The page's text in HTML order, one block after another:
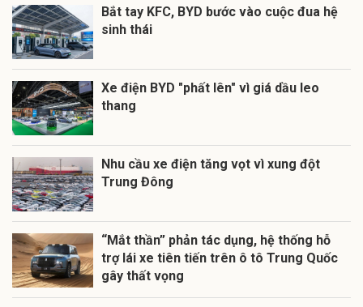
Bắt tay KFC, BYD bước vào cuộc đua hệ
sinh thái
Xe điện BYD "phất lên" vì giá dầu leo
thang
Nhu cầu xe điện tăng vọt vì xung đột
Trung Đông
“Mắt thần” phản tác dụng, hệ thống hỗ
trợ lái xe tiên tiến trên ô tô Trung Quốc
gây thất vọng